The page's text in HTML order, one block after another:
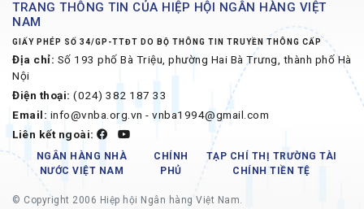
TRANG THÔNG TIN CỦA HIỆP HỘI NGÂN HÀNG VIỆT
NAM
GIẤY PHÉP SỐ 34/GP-TTĐT DO BỘ THÔNG TIN TRUYỀN THÔNG CẤP
Địa chỉ: Số 193 phố Bà Triệu, phường Hai Bà Trưng, thành phố Hà
Nội
Điện thoại: (024) 382 187 33
Email: info@vnba.org.vn - vnba1994@gmail.com
Liên kết ngoài:
NGÂN HÀNG NHÀ
NƯỚC VIỆT NAM
CHÍNH
PHỦ
TẠP CHÍ THỊ TRƯỜNG TÀI
CHÍNH TIỀN TỆ
© Copyright 2006 Hiệp hội Ngân hàng Việt Nam.